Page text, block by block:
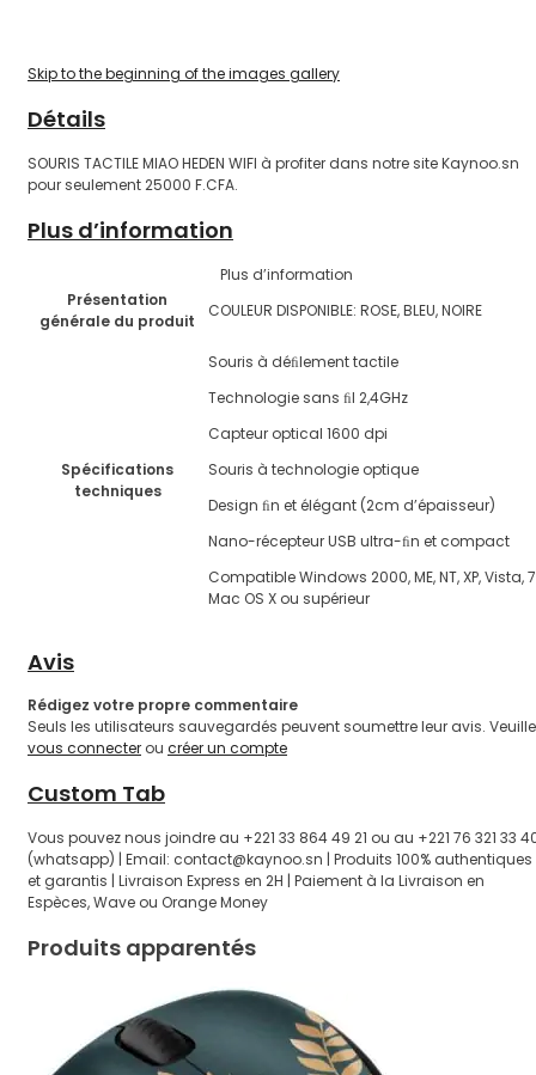
Skip to the beginning of the images gallery
Détails
SOURIS TACTILE MIAO HEDEN WIFI à profiter dans notre site Kaynoo.sn
pour seulement 25000 F.CFA.
Plus d’information
Plus d’information
Présentation
générale du produit
COULEUR DISPONIBLE: ROSE, BLEU, NOIRE
Spécifications
techniques
Souris à déﬁlement tactile
Technologie sans ﬁl 2,4GHz
Capteur optical 1600 dpi
Souris à technologie optique
Design ﬁn et élégant (2cm d’épaisseur)
Nano-récepteur USB ultra-ﬁn et compact
Compatible Windows 2000, ME, NT, XP, Vista,
Mac OS X ou supérieur
Avis
Rédigez votre propre commentaire
Seuls les utilisateurs sauvegardés peuvent soumettre leur avis.
vous connecter ou créer un compte
Custom Tab
Vous pouvez nous joindre au +221 33 864 49 21 ou au +221 76 321 33
(whatsapp) | Email: contact@kaynoo.sn | Produits 100% authentiques
et garantis | Livraison Express en 2H | Paiement à la Livraison en
Espèces, Wave ou Orange Money
Produits apparentés